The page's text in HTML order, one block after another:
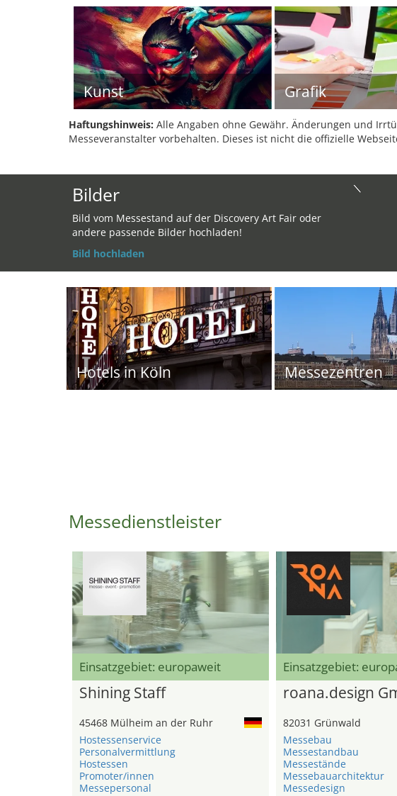
Kunst Grafik
Haftungshinweis: Alle Angaben ohne Gewähr. Änderungen und
Messeveranstalter vorbehalten. Dieses ist nicht die offizielle
Bilder
Bild vom Messestand auf der Discovery Art Fair oder
andere passende Bilder hochladen!
Bild hochladen
Hotels in Köln Messezentren
Messedienstleister
Einsatzgebiet: europaweit
Shining Staff
45468 Mülheim an der Ruhr
Hostessenservice
Personalvermittlung
Hostessen
Promoter/innen
Messepersonal
Einsatzgebiet:
roana.design
82031 Grünwald
Messebau
Messestandbau
Messestände
Messebauarchitektur
Messedesign